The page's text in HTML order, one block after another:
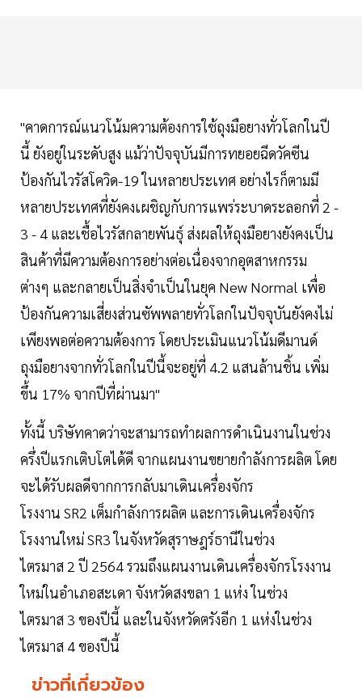
"คาดการณ์แนวโน้มความต้องการใช้ถุงมือยางทั่วโลกในปี
นี้ ยังอยู่ในระดับสูง แม้ว่าปัจจุบันมีการทยอยฉีดวัคซีน
ป้องกันไวรัสโควิด-19 ในหลายประเทศ อย่างไรก็ตามมี
หลายประเทศที่ยังคงเผชิญกับการแพร่ระบาดระลอกที่ 2 -
3 - 4 และเชื้อไวรัสกลายพันธุ์ ส่งผลให้ถุงมือยางยังคงเป็น
สินค้าที่มีความต้องการอย่างต่อเนื่องจากอุตสาหกรรม
ต่างๆ และกลายเป็นสิ่งจำเป็นในยุค New Normal เพื่อ
ป้องกันความเสี่ยงส่วนซัพพลายทั่วโลกในปัจจุบันยังคงไม่
เพียงพอต่อความต้องการ โดยประเมินแนวโน้มดีมานด์
ถุงมือยางจากทั่วโลกในปีนี้จะอยู่ที่ 4.2 แสนล้านชิ้น เพิ่ม
ขึ้น 17% จากปีที่ผ่านมา"
ทั้งนี้ บริษัทคาดว่าจะสามารถทำผลการดำเนินงานในช่วง
ครึ่งปีแรกเติบโตได้ดี จากแผนงานขยายกำลังการผลิต โดย
จะได้รับผลดีจากการกลับมาเดินเครื่องจักร
โรงงาน SR2 เต็มกำลังการผลิต และการเดินเครื่องจักร
โรงงานใหม่ SR3 ในจังหวัดสุราษฎร์ธานีในช่วง
ไตรมาส 2 ปี 2564 รวมถึงแผนงานเดินเครื่องจักรโรงงาน
ใหม่ในอำเภอสะเดา จังหวัดสงขลา 1 แห่ง ในช่วง
ไตรมาส 3 ของปีนี้ และในจังหวัดตรังอีก 1 แห่งในช่วง
ไตรมาส 4 ของปีนี้
ข่าวที่เกี่ยวข้อง